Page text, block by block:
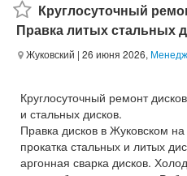
Круглосуточный
Правка литых стальных
Жуковский | 26 июня 2026,
Круглосуточный ремонт
и стальных дисков.
Правка дисков в Жуковском
прокатка стальных и литых
аргонная сварка дисков.